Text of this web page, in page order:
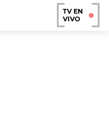
TV EN
VIVO